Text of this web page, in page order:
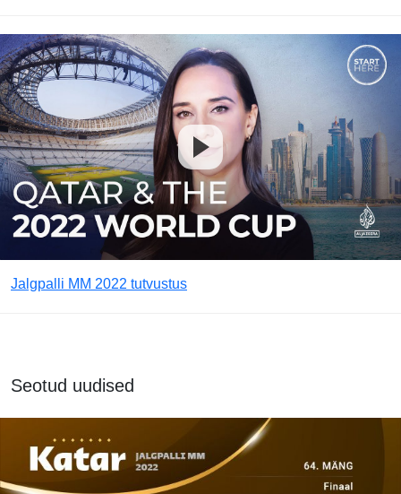
Jalgpalli MM 2022 tutvustus
Seotud uudised